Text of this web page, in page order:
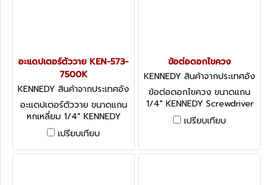
อะแดปเตอร์ตัววาย KEN-573-
7500K
KENNEDY สินค้าจากประเทศอัง
กฤษ KEN-573-7500K
อะแดปเตอร์ตัววาย ขนาดแกน
หกเหลี่ยม 1/4" KENNEDY
Screwdriver Bits: 1/4"
Hexagon Drive Cup Hook
Driver Bit
เปรียบเทียบ
ข้อต่อดอกไขควง
KENNEDY สินค้าจากประเทศอัง
กฤษ-2
ข้อต่อดอกไขควง ขนาดแกน
1/4" KENNEDY Screwdriver
Bits: 1/4" Desoutter Shank
Adaptors - Socket Adaptor
เปรียบเทียบ